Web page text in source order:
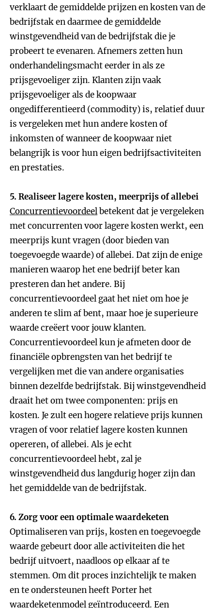
verklaart de gemiddelde prijzen en kosten van de
bedrijfstak en daarmee de gemiddelde
winstgevendheid van de bedrijfstak die je
probeert te evenaren. Afnemers zetten hun
onderhandelingsmacht eerder in als ze
prijsgevoeliger zijn. Klanten zijn vaak
prijsgevoeliger als de koopwaar
ongedifferentieerd (commodity) is, relatief duur
is vergeleken met hun andere kosten of
inkomsten of wanneer de koopwaar niet
belangrijk is voor hun eigen bedrijfsactiviteiten
en prestaties.
5. Realiseer lagere kosten, meerprijs of allebei
Concurrentievoordeelbetekent dat je vergeleken
met concurrenten voor lagere kosten werkt, een
meerprijs kunt vragen (door bieden van
toegevoegde waarde) of allebei. Dat zijn de enige
manieren waarop het ene bedrijf beter kan
presteren dan het andere. Bij
concurrentievoordeel gaat het niet om hoe je
anderen te slim af bent, maar hoe je superieure
waarde creëert voor jouw klanten.
Concurrentievoordeel kun je afmeten door de
financiële opbrengsten van het bedrijf te
vergelijken met die van andere organisaties
binnen dezelfde bedrijfstak. Bij winstgevendheid
draait het om twee componenten: prijs en
kosten. Je zult een hogere relatieve prijs kunnen
vragen of voor relatief lagere kosten kunnen
opereren, of allebei. Als je echt
concurrentievoordeel hebt, zal je
winstgevendheid dus langdurig hoger zijn dan
het gemiddelde van de bedrijfstak.
6. Zorg voor een optimale waardeketen
Optimaliseren van prijs, kosten en toegevoegde
waarde gebeurt door alle activiteiten die het
bedrijf uitvoert, naadloos op elkaar af te
stemmen. Om dit proces inzichtelijk te maken
en te ondersteunen heeft Porter het
waardeketenmodel geïntroduceerd. Een